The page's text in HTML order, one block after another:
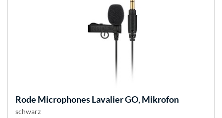
Rode MicrophonesLavalier GO, Mikrofon
schwarz